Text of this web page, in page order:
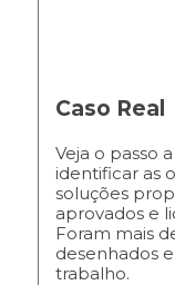
Caso Real
Veja o passo
identificar as
soluções
aprovados e
Foram mais
desenhados
trabalho.